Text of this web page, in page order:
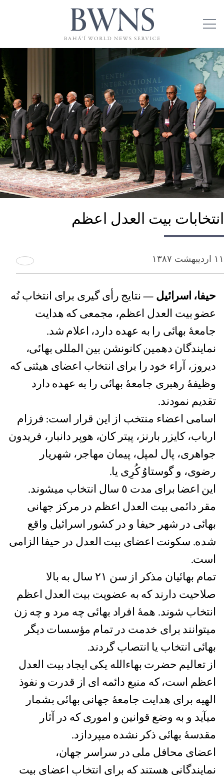
انتخابات بیت العدل اعظم
۱۱ اردیبهشت ۱۳۸۷
حیفا، اسرائیل — نتایج رأی گیری برای انتخاب نُه
عضو بیت العدل اعظم، مجمعی که هدایت
جامعۀ بهائی را به عهده دارد، اعلام شد.
نمایندگان دهمین کانونشن بین المللی بهائی،
دیروز، آراء خود را برای انتخاب اعضای هیئتی که
وظیفۀ رهبری جامعۀ بهائی را به عهده دارد
تقدیم نمودند.
اسامی اعضاء منتخب از این قرار است: فرزام
ارباب، کایزر بارنز، پیتر کان، هوپر دانبار، فریدون
جواهری، پال لمپل، پیمان مهاجر، شهریار
رضوی، و گوستاوُ کُرِی یا.
این اعضا برای مدت ٥ سال انتخاب میشوند.
مقر دائمی بیت العدل اعظم در مرکز جهانی
بهائی در شهر حیفا و در کشور اسرائیل واقع
شده. سکونت اعضای بیت العدل در حیفا الزامی
است.
تمام بهائیان مذکر از سن ۲۱ سال به بالا
صلاحیت دارند که به عضویت بیت العدل اعظم
انتخاب شوند. همۀ افراد بهائی چه مرد و چه زن
میتوانند برای خدمت در تمام مؤسسات دیگر
بهائی انتخاب یا انتصاب گردند.
از تعالیم حضرت بهاءالله یکی ایجاد بیت العدل
اعظم است، که منبع دائمه ای از قدرت و نفوذ
الهیه برای هدایت جامعۀ جهانی بهائی بشمار
میآید و به وضع قوانین و اموری که در آثار
مقدسۀ بهائی ذکر نشده میپردازد.
اعضای محافل ملی در سراسر جهان،
نمایندگانی هستند که برای انتخاب اعضای بیت